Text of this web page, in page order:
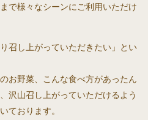
で様々なシーンにご利用いただけ
召し上がっていただきたい」とい
お野菜、こんな食べ方があったん
沢山召し上がっていただけるよう
ております。